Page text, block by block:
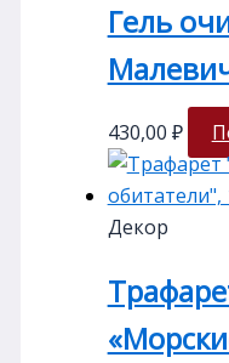
Гель
430,00 ₽
Декор